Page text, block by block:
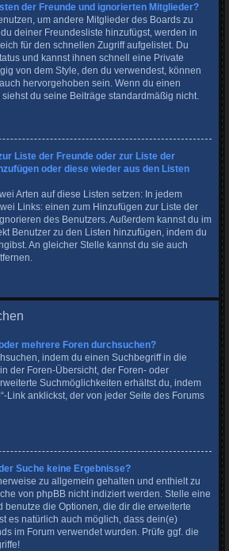
der Freunde und ignorierten Mitglieder?
um andere Mitglieder des Boards zu
deiner Freundesliste hinzufügst, werden in
für den schnellen Zugriff aufgelistet. Du
und kannst ihnen schnell eine Private
von dem Style, den du verwendest, können
hervorgehoben sein. Wenn du einen
du seine Beiträge standardmäßig nicht.
Liste der Freunde oder zur Liste der
oder diese wieder aus den Listen
Arten auf diese Listen setzen: In jedem
Links: einen zum Hinzufügen zur Liste der
des Benutzers. Außerdem kannst du im
Benutzer zu den Listen hinzufügen, indem du
An gleicher Stelle kannst du sie auch
mehrere Foren durchsuchen?
indem du einen Suchbegriff in die
der Foren-Übersicht, der Foren- oder
Suchmöglichkeiten erhältst du, indem
Link anklickst, der von jeder Seite des Forums
Suche keine Ergebnisse?
zu allgemein gehalten und enthielt zu
von phpBB nicht indiziert werden. Stelle eine
benutze die Optionen, die dir die erweiterte
es natürlich auch möglich, dass dein(e)
im Forum verwendet wurden. Prüfe ggf. die